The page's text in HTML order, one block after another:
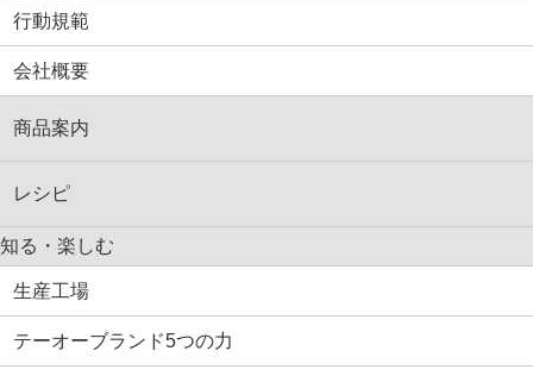
行動規範
会社概要
商品案内
レシピ
知る・楽しむ
生産工場
テーオーブランド5つの力